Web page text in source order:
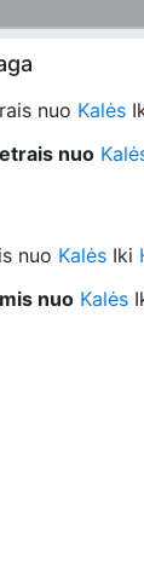
nuo Kalės
nuo
nuo Kalės Iki
nuo Kalės